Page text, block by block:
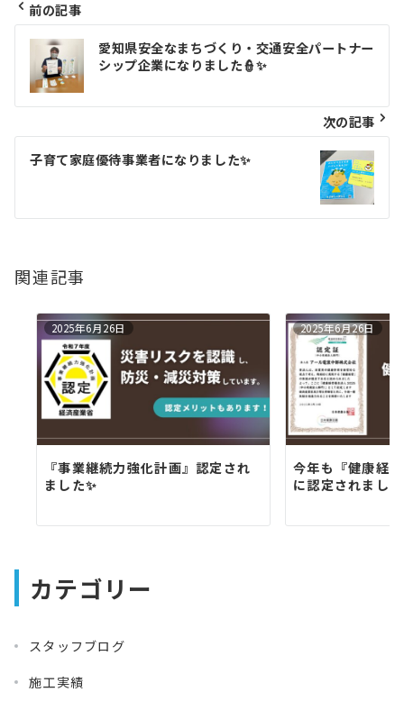
投
稿
ナ
ビ
ー
ョ
前の記事
愛知県安全なまちづくり・交通安全パートナー
シップ企業になりました👮✨
次の記事
子育て家庭優待事業者になりました✨
関連記事
2025年6月26日
『事業継続力強化計画』認定され
ました✨
2025年6月26日
今年も『健康経
に認定されまし
カテゴリー
スタッフブログ
施工実績